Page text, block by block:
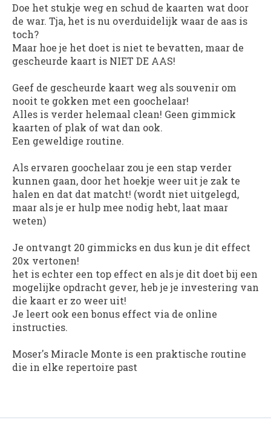
Doe het stukje weg en schud de kaarten wat door
de war. Tja, het is nu overduidelijk waar de aas is
toch?
Maar hoe je het doet is niet te bevatten, maar de
gescheurde kaart is NIET DE AAS!
Geef de gescheurde kaart weg als souvenir om
nooit te gokken met een goochelaar!
Alles is verder helemaal clean! Geen gimmick
kaarten of plak of wat dan ook.
Een geweldige routine.
Als ervaren goochelaar zou je een stap verder
kunnen gaan, door het hoekje weer uit je zak te
halen en dat dat matcht! (wordt niet uitgelegd,
maar als je er hulp mee nodig hebt, laat maar
weten)
Je ontvangt 20 gimmicks en dus kun je dit effect
20x vertonen!
het is echter een top effect en als je dit doet bij een
mogelijke opdracht gever, heb je je investering van
die kaart er zo weer uit!
Je leert ook een bonus effect via de online
instructies.
Moser's Miracle Monte is een praktische routine
die in elke repertoire past